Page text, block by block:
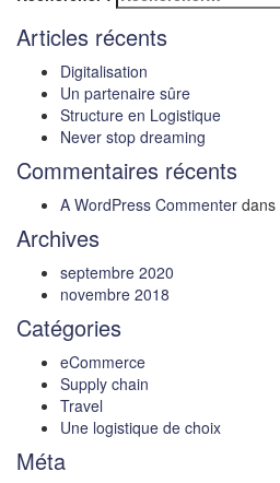
Articles récents
Digitalisation
Un partenaire sûre
Structure en Logistique
Never stop dreaming
Commentaires récents
A WordPress Commenter dans
Archives
septembre 2020
novembre 2018
Catégories
eCommerce
Supply chain
Travel
Une logistique de choix
Méta